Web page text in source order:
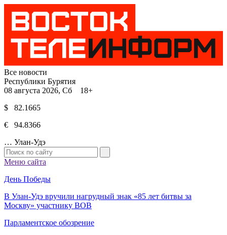
Все новости
Республики Бурятия
08 августа 2026, Сб 18+
$ 82.1665
€ 94.8366
… Улан-Удэ
Меню сайта
День Победы
В Улан-Удэ вручили нагрудный знак «85 лет битвы за
Москву» участнику ВОВ
Парламентское обозрение